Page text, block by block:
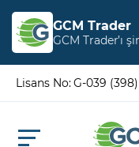
GCM Trader
GCM Trader’ı
Lisans No: G-039 (398)